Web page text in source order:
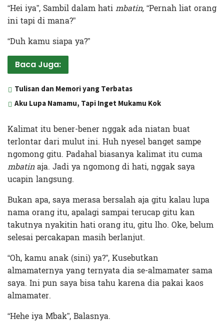
“Hei iya”, Sambil dalam hatimbatin,“Pernah liat orang
ini tapi di mana?”
“Duh kamu siapa ya?”
Baca Juga:
Tulisan dan Memori yang Terbatas
Aku Lupa Namamu, Tapi Inget Mukamu Kok
Kalimat itu bener-bener nggak ada niatan buat
terlontar dari mulut ini. Huh nyesel banget sampe
ngomong gitu. Padahal biasanya kalimat itu cuma
mbatinaja. Jadi ya ngomong di hati, nggak saya
ucapin langsung.
Bukan apa, saya merasa bersalah aja gitu kalau lupa
nama orang itu, apalagi sampai terucap gitu kan
takutnya nyakitin hati orang itu, gitu lho. Oke, belum
selesai percakapan masih berlanjut.
“Oh, kamu anak (sini) ya?”, Kusebutkan
almamaternya yang ternyata dia se-almamater sama
saya. Ini pun saya bisa tahu karena dia pakai kaos
almamater.
“Hehe iya Mbak”, Balasnya.